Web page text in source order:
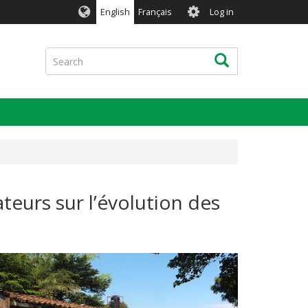
English Français User
account
menu
Log in
Search Search
sur l’évolution des